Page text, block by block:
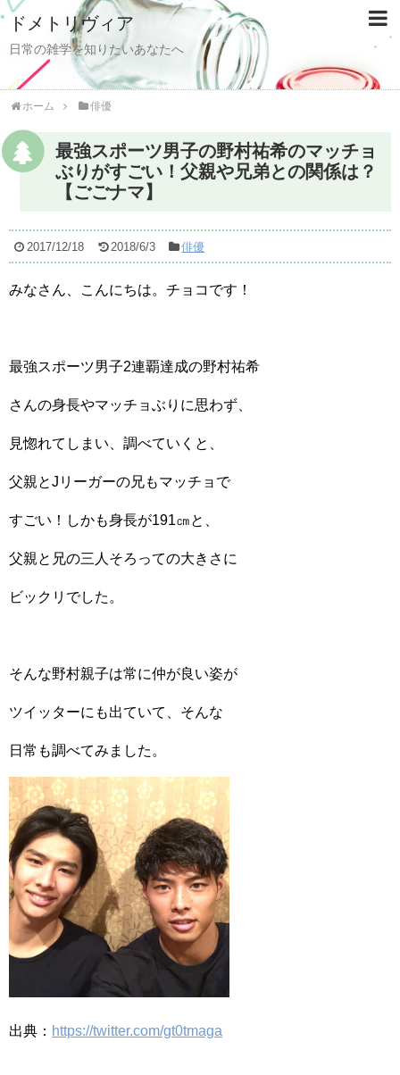
ドメトリヴィア
日常の雑学を知りたいあなたへ
ホーム 俳優
最強スポーツ男子の野村祐希のマッチョ
ぶりがすごい！父親や兄弟との関係は？
【ごごナマ】
2017/12/18 2018/6/3 俳優
みなさん、こんにちは。チョコです！
最強スポーツ男子2連覇達成の野村祐希
さんの身長やマッチョぶりに思わず、
見惚れてしまい、調べていくと、
父親とJリーガーの兄もマッチョで
すごい！しかも身長が191㎝と、
父親と兄の三人そろっての大きさに
ビックリでした。
そんな野村親子は常に仲が良い姿が
ツイッターにも出ていて、そんな
日常も調べてみました。
出典： https://twitter.com/gt0tmaga